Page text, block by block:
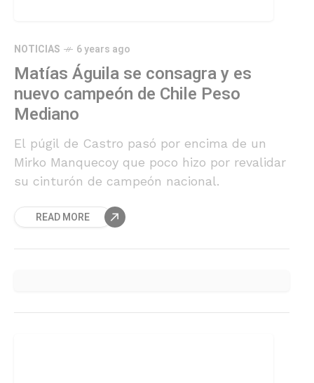
NOTICIAS 6 years ago
Matías Águila se consagra y es
nuevo campeón de Chile Peso
Mediano
El púgil de Castro pasó por encima de un
Mirko Manquecoy que poco hizo por revalidar
su cinturón de campeón nacional.
READ MORE